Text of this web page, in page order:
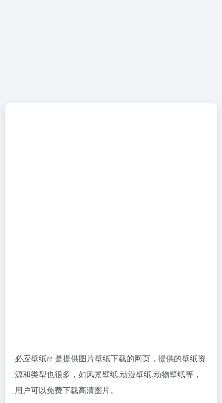
必应壁纸
是提供图片壁纸下载的网页，提供的壁纸资
源和类型也很多，如风景壁纸,动漫壁纸,动物壁纸等，
用户可以免费下载高清图片。